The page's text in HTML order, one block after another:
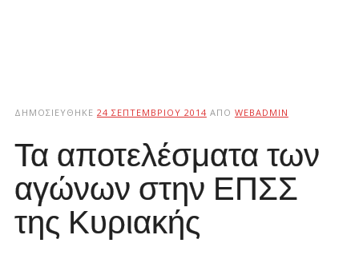
ΔΗΜΟΣΙΕΎΘΗΚΕ 24 ΣΕΠΤΕΜΒΡΊΟΥ 2014 ΑΠΌ WEBADMIN
Τα αποτελέσματα των
αγώνων στην ΕΠΣΣ
της Κυριακής